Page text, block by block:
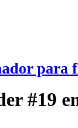
para
#19